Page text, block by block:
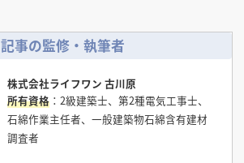
記事の監修・執筆者
株式会社ライフワン 古川原
所有資格 ：2級建築士、第2種電気工事士、
石綿作業主任者、一般建築物石綿含有建材
調査者